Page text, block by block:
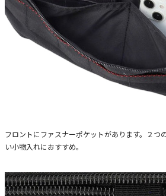
フロントにファスナーポケットがあります。２つ
い小物入れにおすすめ。